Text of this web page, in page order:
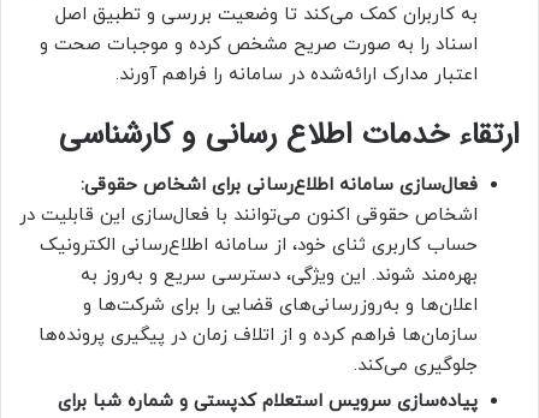
به کاربران کمک می‌کند تا وضعیت بررسی و تطبیق اصل
اسناد را به صورت صریح مشخص کرده و موجبات صحت و
اعتبار مدارک ارائه‌شده در سامانه را فراهم آورند.
ارتقاء خدمات اطلاع رسانی و کارشناسی
فعال‌سازی سامانه اطلاع‌رسانی برای اشخاص حقوقی:
اشخاص حقوقی اکنون می‌توانند با فعال‌سازی این قابلیت در
حساب کاربری ثنای خود، از سامانه اطلاع‌رسانی الکترونیک
بهره‌مند شوند. این ویژگی، دسترسی سریع و به‌روز به
اعلان‌ها و به‌روزرسانی‌های قضایی را برای شرکت‌ها و
سازمان‌ها فراهم کرده و از اتلاف زمان در پیگیری پرونده‌ها
جلوگیری می‌کند.
پیاده‌سازی سرویس استعلام کدپستی و شماره شبا برای